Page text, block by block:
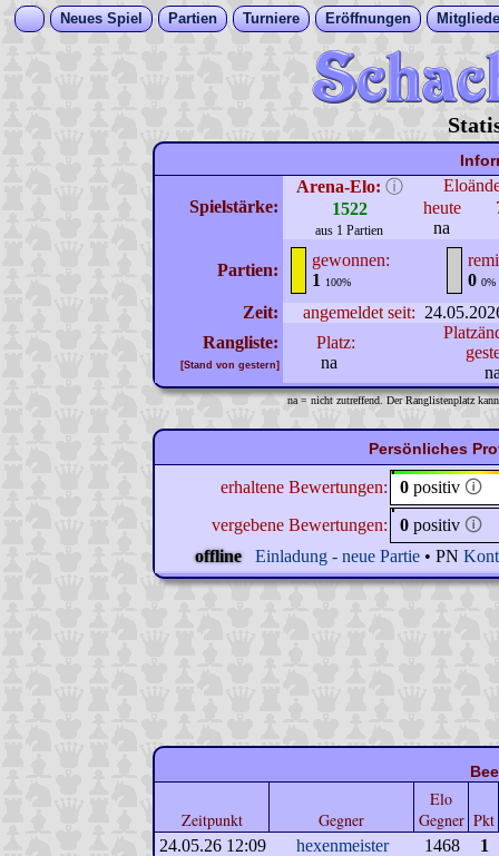
Neues Spiel Partien Turniere Eröffnungen
Spielstärke:
Arena-Elo: ⓘ
1522
aus 1 Partien
heute
na
Partien:
gewonnen:
1
100%
0 0%
Zeit: angemeldet seit:
Rangliste:
[Stand von gestern]
Platz:
na
na = nicht zutreffend. Der Ranglistenplatz
Persönliches
erhaltene Bewertungen: 0 positiv 🛈
vergebene Bewertungen:
0 positiv 🛈
offline
Einladung - neue Partie • PN
Zeitpunkt Gegner
Elo
Gegner Pkt
24.05.26 12:09 hexenmeister 1468 1